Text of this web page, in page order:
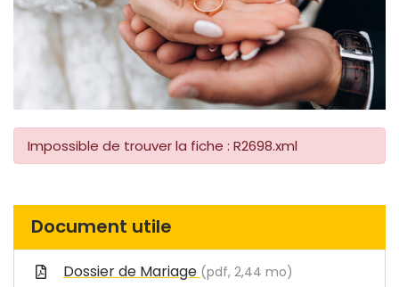
Impossible de trouver la fiche : R2698.xml
Document utile
Dossier de Mariage (pdf, 2,44 mo)